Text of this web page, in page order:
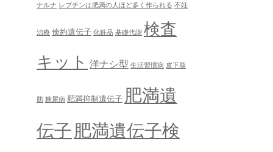
ナルナ レプチンは肥満の人ほど多く作られる 不妊
治療 倹約遺伝子 化粧品 基礎代謝 検査
キット 洋ナシ型 生活習慣病 皮下脂
肪 糖尿病 肥満抑制遺伝子 肥満遺
伝子肥満遺伝子検